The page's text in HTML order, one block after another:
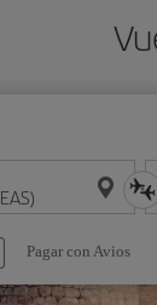
Pagar con Avios